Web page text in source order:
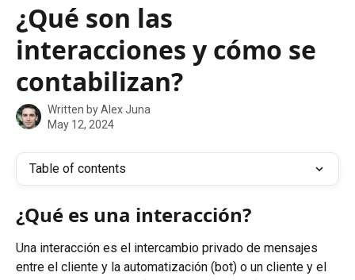
¿Qué son las
interacciones y cómo se
contabilizan?
Written byAlex Juna
May 12, 2024
Table of contents
¿Qué es una interacción?
Una interacción es el intercambio privado de mensajes
entre el cliente y la automatización (bot) o un cliente y el